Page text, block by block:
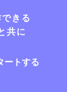
きる
共に
ートする